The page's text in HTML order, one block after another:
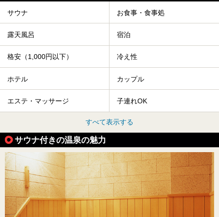
サウナ お食事・食事処
露天風呂 宿泊
格安（1,000円以下） 冷え性
ホテル カップル
エステ・マッサージ 子連れOK
すべて表示する
サウナ付きの温泉の魅力